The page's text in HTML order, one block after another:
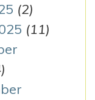
(2)
(11)